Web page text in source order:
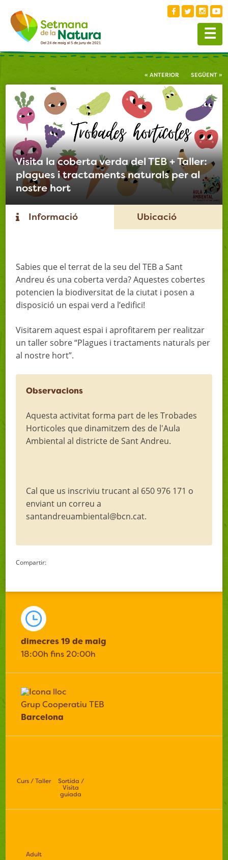
☰
« ANTERIOR SEGÜENT »
Visita la coberta verda del TEB + Taller:
plagues i tractaments naturals per al
nostre hort
Informació Ubicació
Sabies que el terrat de la seu del TEB a Sant
Andreu és una coberta verda? Aquestes cobertes
potencien la biodiversitat de la ciutat i posen a
disposició un espai verd a l’edifici!
Visitarem aquest espai i aprofitarem per realitzar
un taller sobre “Plagues i tractaments naturals per
al nostre hort”.
Observacions
Aquesta activitat forma part de les Trobades
Horticoles que dinamitzem des de l'Aula
Ambiental al districte de Sant Andreu.
Cal que us inscriviu trucant al 650 976 171 o
enviant un correu a
santandreuambiental@bcn.cat.
Compartir:
dimecres 19 de maig
18:00h fins 20:00h
Grup Cooperatiu TEB
Barcelona
Curs / Taller
Sortida /
Visita
guiada
Adult